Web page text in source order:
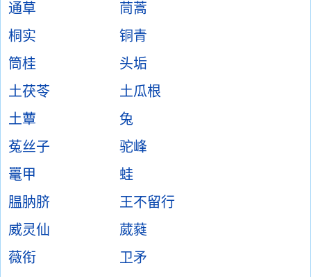
通草
茼蒿
桐实
铜青
筒桂
头垢
土茯苓
土瓜根
土蕈
兔
菟丝子
驼峰
鼍甲
蛙
腽肭脐
王不留行
威灵仙
葳蕤
薇衔
卫矛